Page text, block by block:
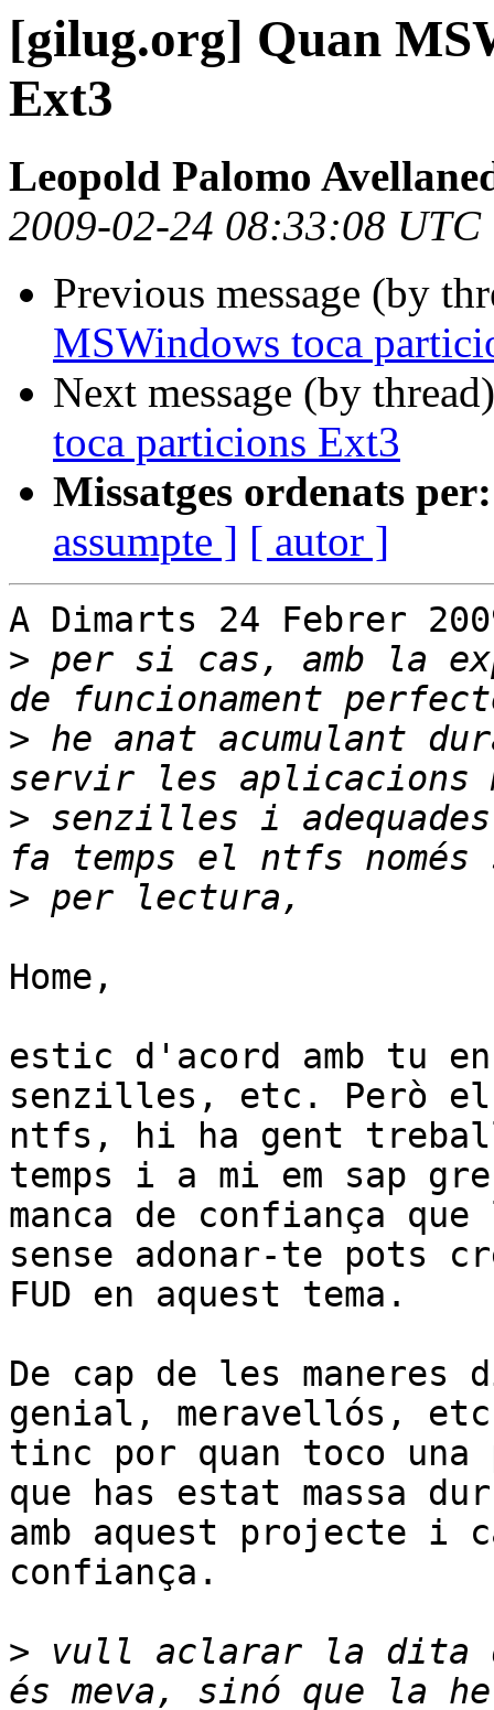
[gilug.org] Quan
Ext3
Leopold Palomo
2009-02-24 08:33:08 UTC
Previous message (by
MSWindows toca
Next message (by
toca particions Ext3
Missatges ordenats per:
assumpte ] [ autor ]
A Dimarts 24 Febrer
> per si cas, amb la
> he anat acumulant
> senzilles i
>
Home,
estic d'acord amb tu
senzilles, etc. Però
ntfs, hi ha gent
temps i a mi em sap
manca de confiança
sense adonar-te pots
FUD en aquest tema.
De cap de les
genial, meravellós,
tinc por quan toco
que has estat massa
amb aquest projecte i
confiança.
> vull aclarar la dita